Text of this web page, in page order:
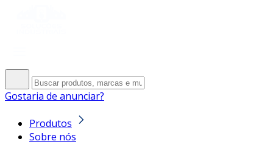
Gostaria de anunciar?
Produtos
Sobre nós